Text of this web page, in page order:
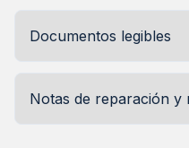
Documentos legibles
Notas de reparación y